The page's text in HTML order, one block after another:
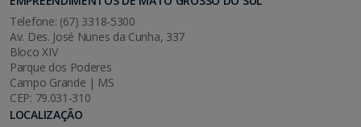
Telefone: (67) 3318-5300
Av. Des. José Nunes da Cunha, 337
Bloco XIV
Parque dos Poderes
Campo Grande | MS
CEP: 79.031-310
LOCALIZAÇÃO